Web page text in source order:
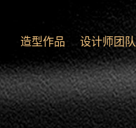
造型作品 设计师团队